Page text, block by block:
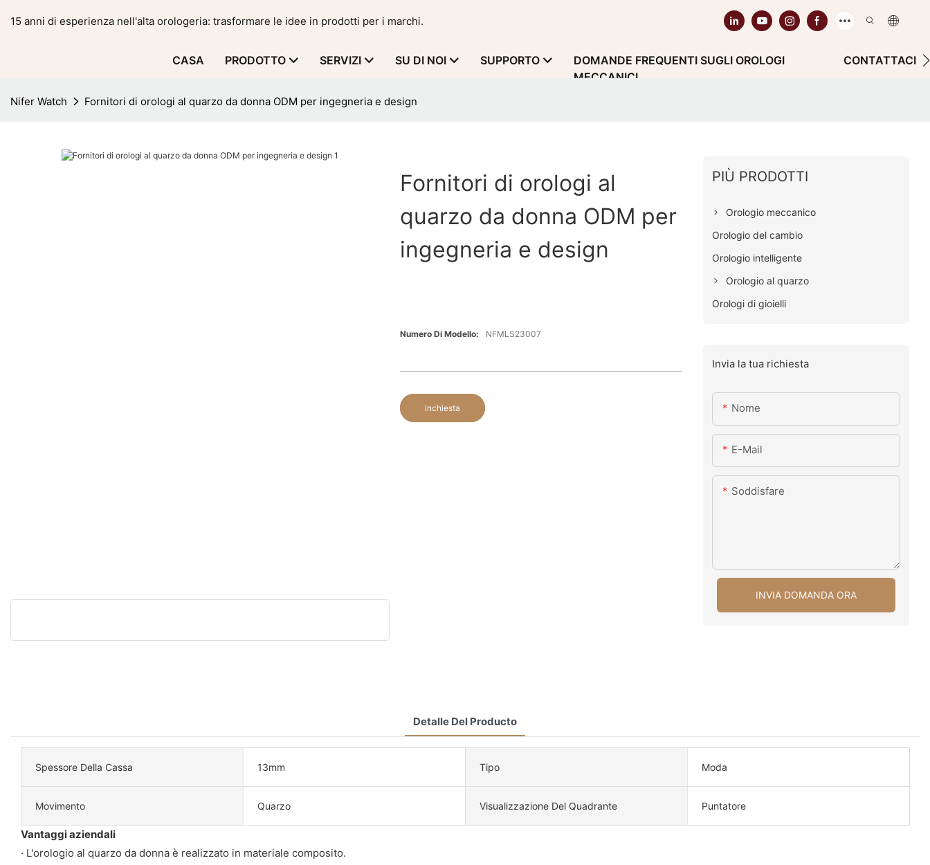
15 anni di esperienza nell'alta orologeria: trasformare le idee in prodotti per i marchi.
CASA PRODOTTO SERVIZI SU DI NOI SUPPORTO
DOMANDE FREQUENTI SUGLI OROLOGI
MECCANICI
CONTATTACI
Nifer Watch Fornitori di orologi al quarzo da donna ODM per ingegneria e design
Fornitori di orologi al
quarzo da donna ODM per
ingegneria e design
Numero Di Modello: NFMLS23007
inchiesta
PIÙ PRODOTTI
Orologio meccanico
Orologio del cambio
Orologio intelligente
Orologio al quarzo
Orologi di gioielli
Invia la tua richiesta
Nome
E-Mail
Soddisfare
INVIA DOMANDA ORA
Detalle Del Producto
Spessore Della Cassa 13mm Tipo Moda
Movimento Quarzo Visualizzazione Del Quadrante Puntatore
Vantaggi aziendali
· L'orologio al quarzo da donna è realizzato in materiale composito.